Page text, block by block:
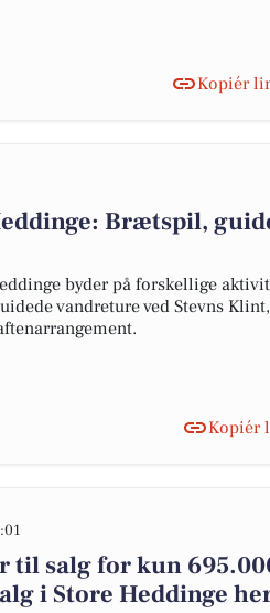
Kopiér
Brætspil,
byder på forskellige
vandreture ved Stevns
Kopiér
til salg for kun
i Store Heddinge